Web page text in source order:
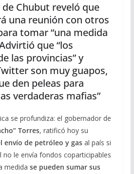
Chubut reveló que
una reunión con otros
tomar “una medida
que “los
las provincias” y
son muy guapos,
den peleas para
verdaderas mafias”
se profundiza: el gobernador de
Torres, ratificó hoy su
envío de petróleo y gasal país si
no le envía fondos coparticipables
medida se pueden sumar sus